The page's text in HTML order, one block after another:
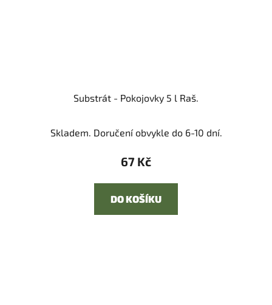
Substrát - Pokojovky 5 l Raš.
Skladem. Doručení obvykle do 6-10 dní.
67 Kč
DO KOŠÍKU